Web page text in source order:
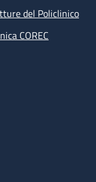
del Policlinico
COREC